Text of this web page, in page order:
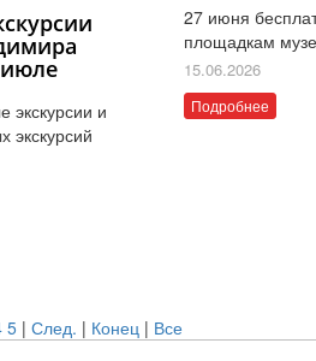
и
экскурсий
27 июня
площадкам
15.06.2026
Подробнее
5 | След. | Конец | Все